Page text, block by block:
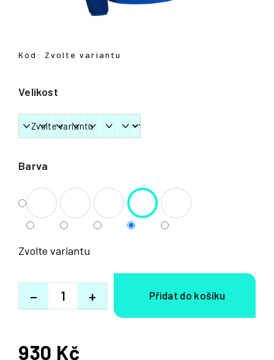
Barva
Velikost
Zvolte variantu
+
−
Kód: Zvolte variantu
930 Kč